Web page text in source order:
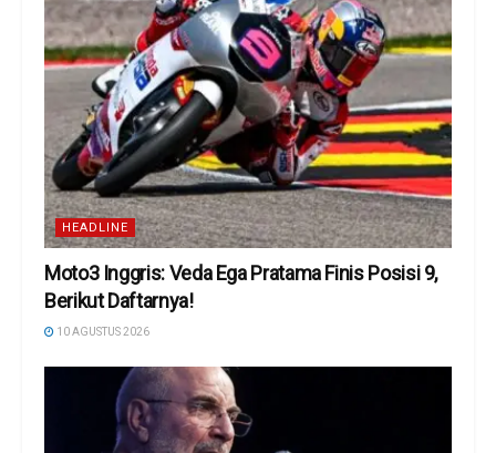
HEADLINE
Moto3 Inggris: Veda Ega Pratama Finis Posisi 9,
Berikut Daftarnya!
10 AGUSTUS 2026